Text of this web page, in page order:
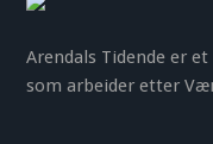
Arendals Tidende er
som arbeider etter